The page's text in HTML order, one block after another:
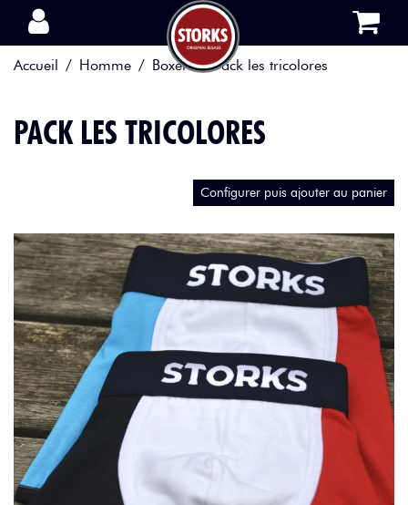
Aller au contenu
Accueil Homme Boxers Pack les tricolores
PACK LES TRICOLORES
Configurer puis ajouter au panier